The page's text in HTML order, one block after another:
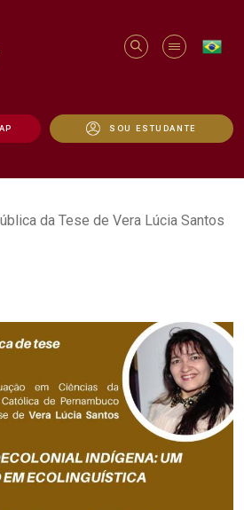
SOU ESTUDANTE
Pública da Tese de
da Tese de Vera Lúcia Santos